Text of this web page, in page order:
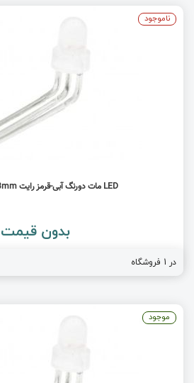
LED مات دورنگ آبی-قرمز رایت 3mm کاتد مشترک
بدون قیمت
در 1 فروشگاه
ناموجود
موجود